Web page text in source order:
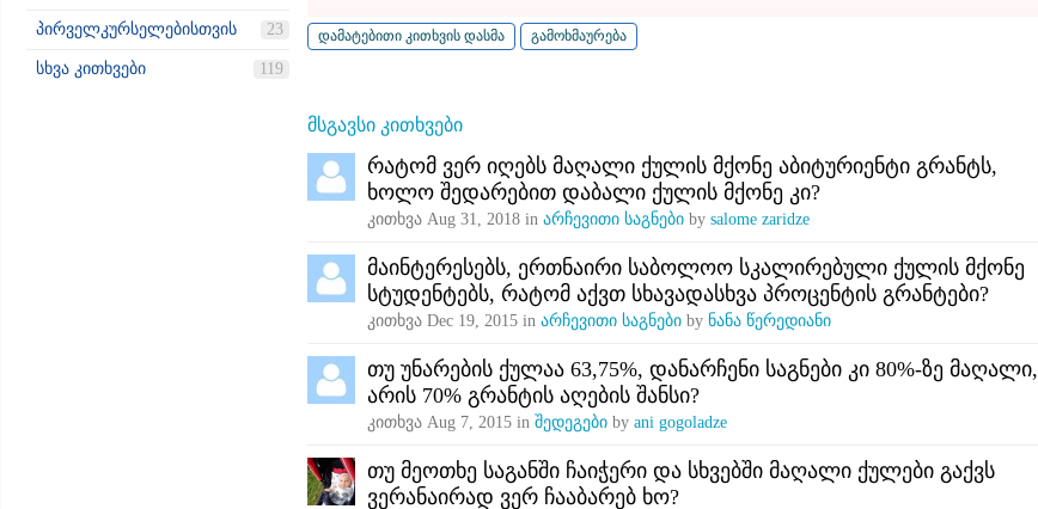
პირველკურსელებისთვის 23
სხვა კითხვები 119
მსგავსი კითხვები
რატომ ვერ იღებს მაღალი ქულის მქონე აბიტურიენტი გრანტს,
ხოლო შედარებით დაბალი ქულის მქონე კი?
კითხვა Aug 31, 2018 in არჩევითი საგნები by salome zaridze
მაინტერესებს, ერთნაირი საბოლოო სკალირებული ქულის მქონე
სტუდენტებს, რატომ აქვთ სხავადასხვა პროცენტის გრანტები?
კითხვა Dec 19, 2015 in არჩევითი საგნები by ნანა წერედიანი
თუ უნარების ქულაა 63,75%, დანარჩენი საგნები კი 80%-ზე მაღალი,
არის 70% გრანტის აღების შანსი?
კითხვა Aug 7, 2015 in შედეგები by ani gogoladze
თუ მეოთხე საგანში ჩაიჭერი და სხვებში მაღალი ქულები გაქვს
ვერანაირად ვერ ჩააბარებ ხო?